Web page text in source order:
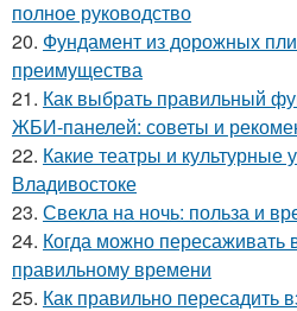
полное руководство
20. Фундамент из дорожных
преимущества
21. Как выбрать правильный
ЖБИ-панелей: советы и
22. Какие театры и культурные
Владивостоке
23. Свекла на ночь: польза и
24. Когда можно пересаживать
правильному времени
25. Как правильно пересадить